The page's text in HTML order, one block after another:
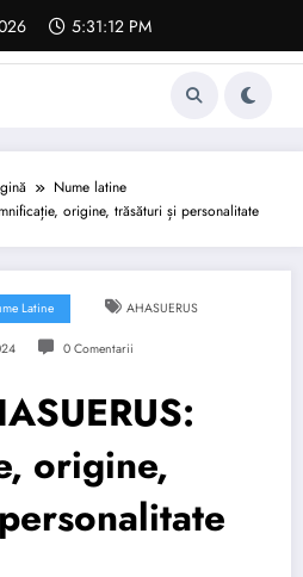
5:31:12 PM
Nume latine
origine, trăsături și personalitate
Latine AHASUERUS
0 Comentarii
origine,